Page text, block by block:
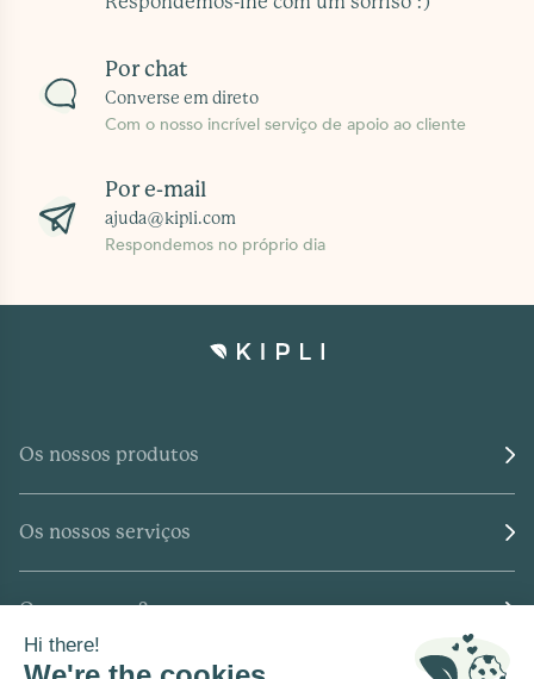
Por chat
Converse em direto
Com o nosso incrível serviço de apoio ao cliente
Por e-mail
ajuda@kipli.com
Respondemos no próprio dia
Os nossos produtos
Os nossos serviços
Quem somos?